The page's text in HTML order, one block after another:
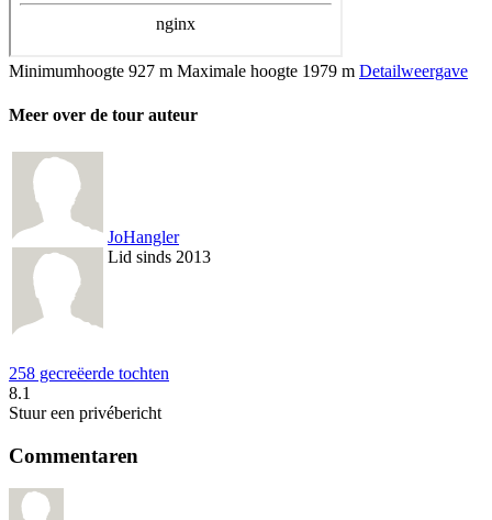
Minimumhoogte 927 m Maximale hoogte 1979 m Detailweergave
Meer over de tour auteur
JoHangler
Lid sinds 2013
258 gecreëerde tochten
8.1
Stuur een privébericht
Commentaren